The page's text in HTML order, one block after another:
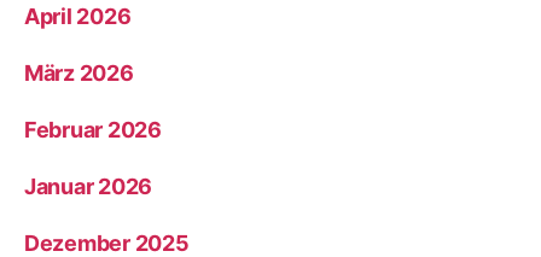
April 2026
März 2026
Februar 2026
Januar 2026
Dezember 2025